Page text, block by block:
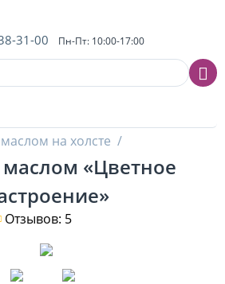
31-00 Пн-Пт: 10:00-17:00
на холсте /
«Цветное
Отзывов: 5